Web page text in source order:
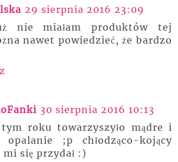
29 sierpnia 2016 23:09
nie miałam produktów tej
nawet powiedzieć, że bardzo
30 sierpnia 2016 10:13
roku towarzyszyło mądre i
opalanie ;p chłodząco-kojący
się przydał :)